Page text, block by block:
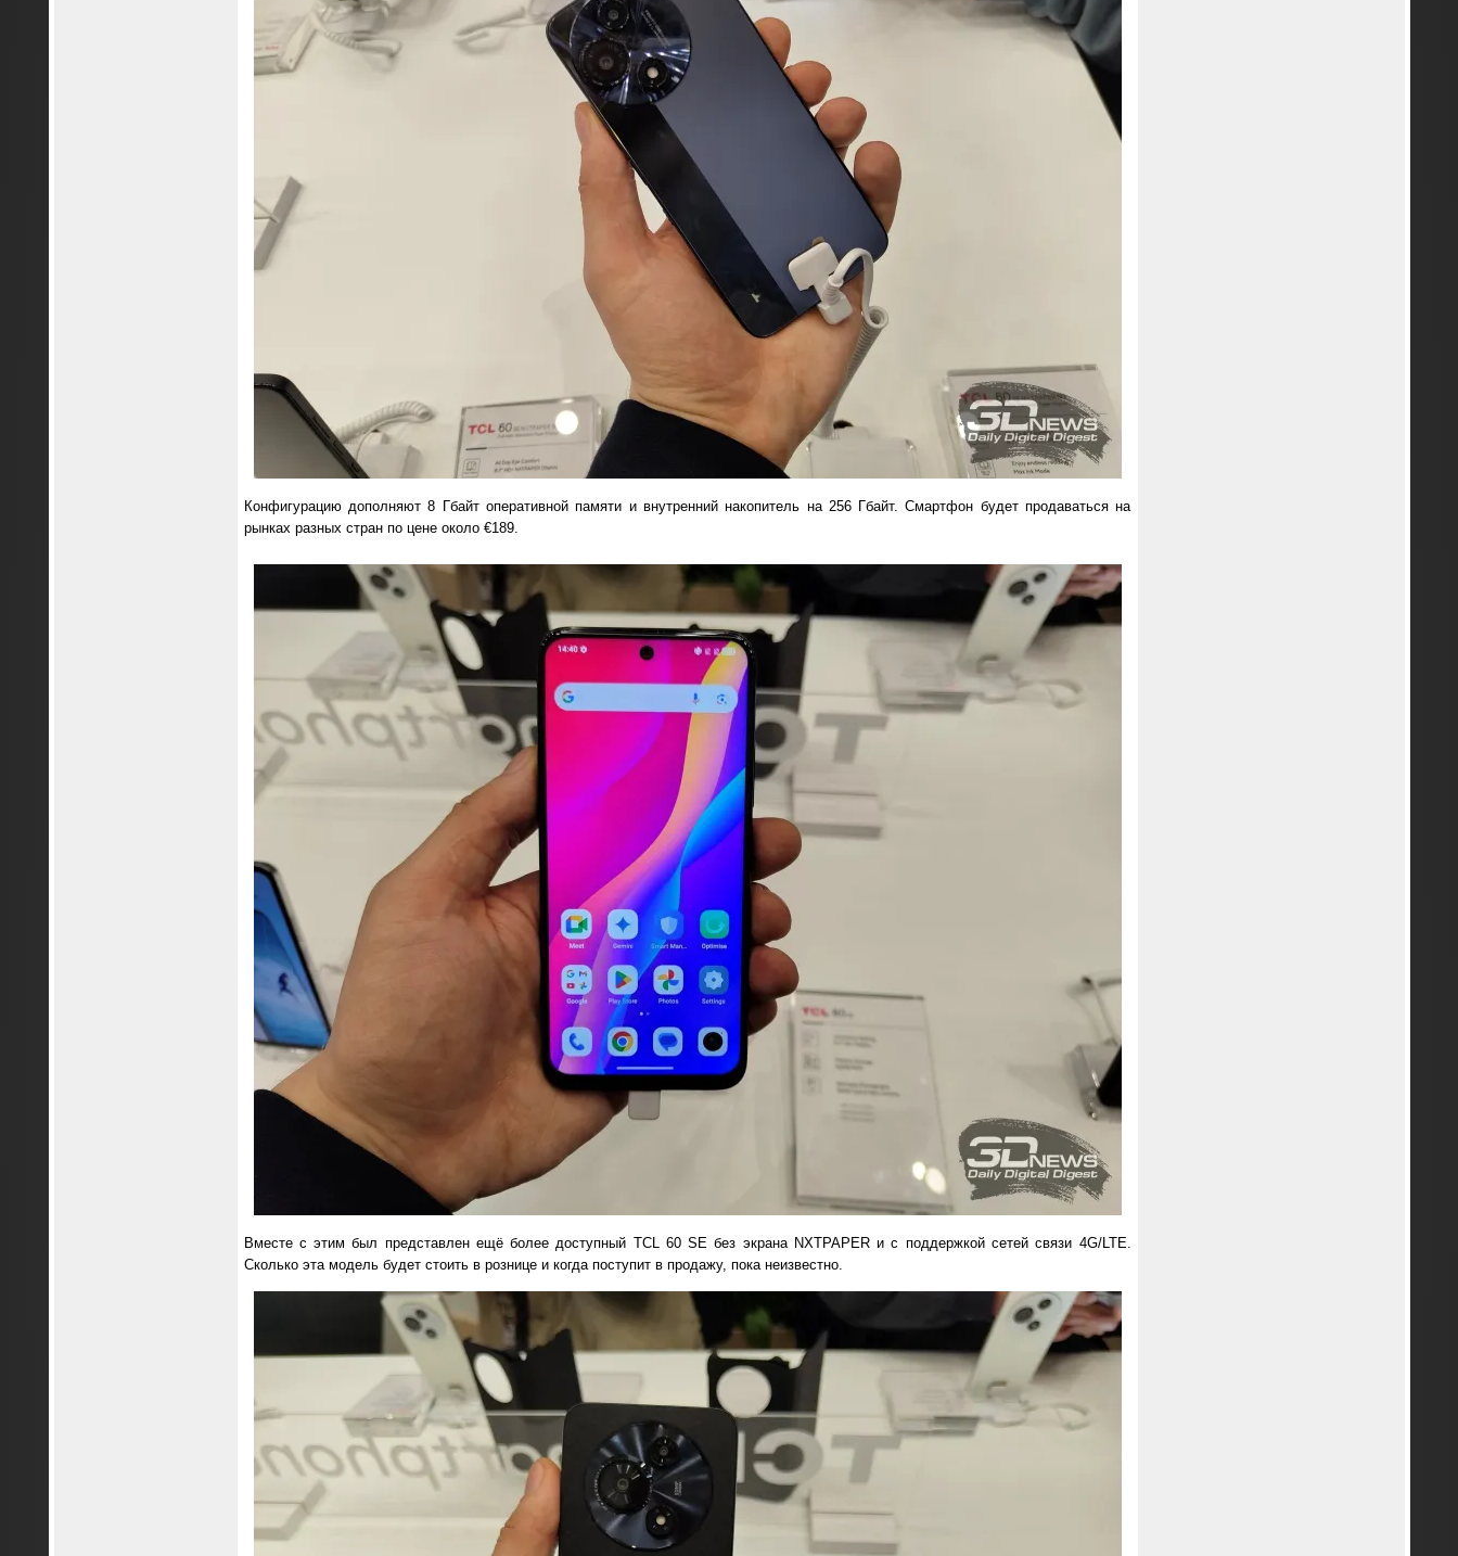
Конфигурацию дополняют 8 Гбайт оперативной памяти и внутренний накопитель на 256 Гбайт. Смартфон будет продаваться на
рынках разных стран по цене около €189.
Вместе с этим был представлен ещё более доступный TCL 60 SE без экрана NXTPAPER и с поддержкой сетей связи 4G/LTE.
Сколько эта модель будет стоить в рознице и когда поступит в продажу, пока неизвестно.